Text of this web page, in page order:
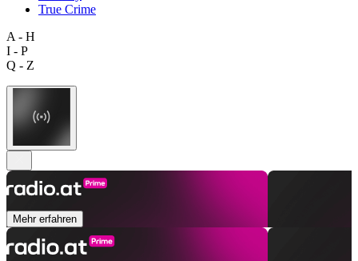
True Crime
A - H
I - P
Q - Z
Mehr erfahren